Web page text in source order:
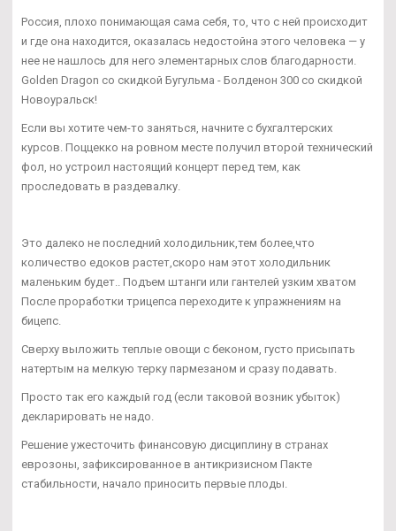
Россия, плохо понимающая сама себя, то, что с ней происходит
и где она находится, оказалась недостойна этого человека — у
нее не нашлось для него элементарных слов благодарности.
Golden Dragon со скидкой Бугульма - Болденон 300 со скидкой
Новоуральск!
Если вы хотите чем-то заняться, начните с бухгалтерских
курсов. Поццекко на ровном месте получил второй технический
фол, но устроил настоящий концерт перед тем, как
проследовать в раздевалку.
Это далеко не последний холодильник,тем более,что
количество едоков растет,скоро нам этот холодильник
маленьким будет.. Подъем штанги или гантелей узким хватом
После проработки трицепса переходите к упражнениям на
бицепс.
Сверху выложить теплые овощи с беконом, густо присыпать
натертым на мелкую терку пармезаном и сразу подавать.
Просто так его каждый год (если таковой возник убыток)
декларировать не надо.
Решение ужесточить финансовую дисциплину в странах
еврозоны, зафиксированное в антикризисном Пакте
стабильности, начало приносить первые плоды.